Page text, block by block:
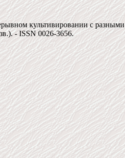
культивировании с разными
- ISSN 0026-3656.